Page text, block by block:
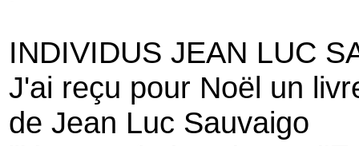
INDIVIDUS JEAN LUC
J'ai reçu pour Noël un
de Jean Luc Sauvaigo